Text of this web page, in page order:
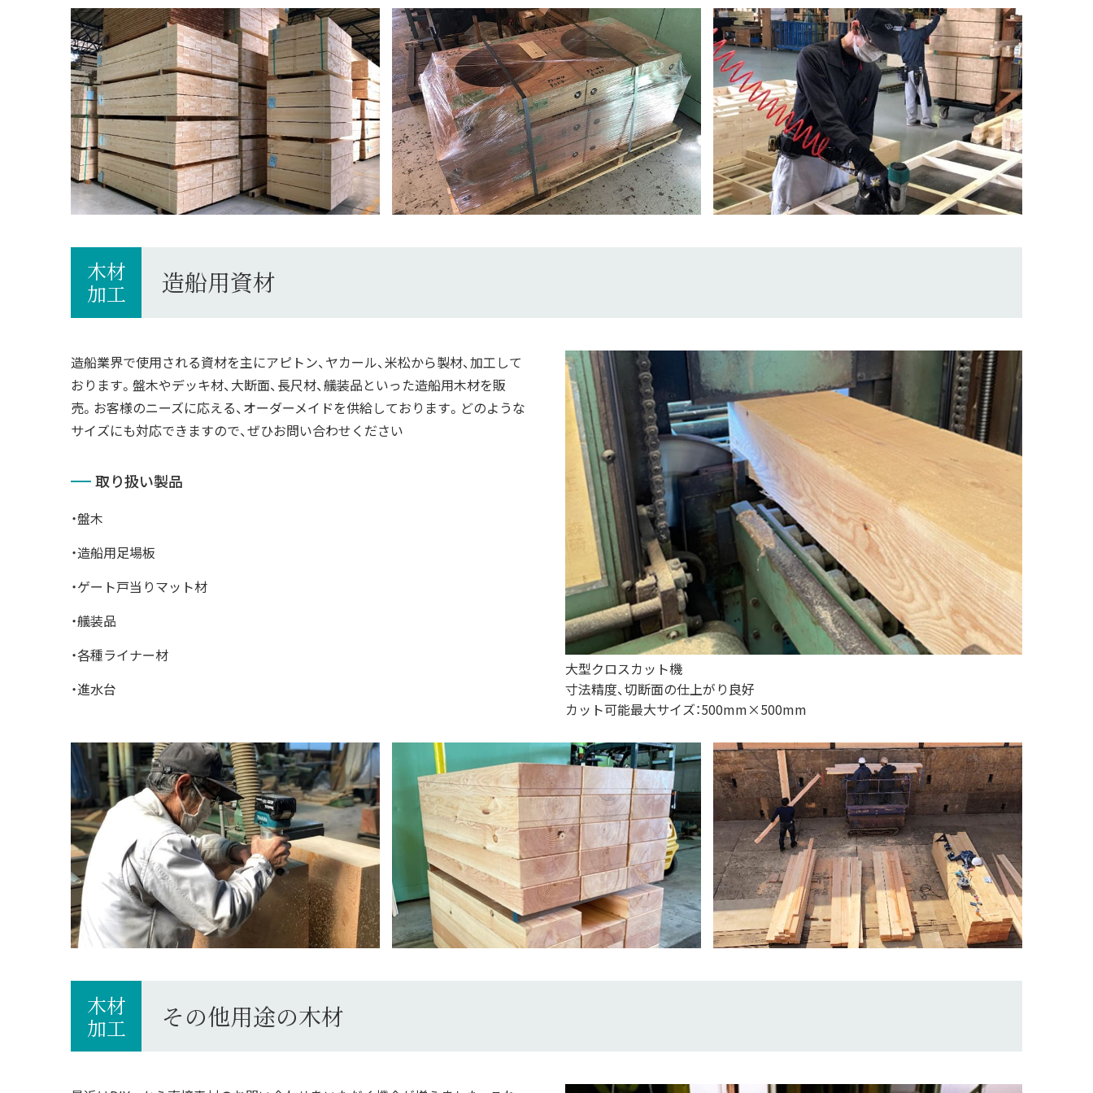
木材
加工 造船用資材
造船業界で使用される資材を主にアピトン、ヤカール、米松から製材、加工して
おります。盤木やデッキ材、大断面、長尺材、艤装品といった造船用木材を販
売。お客様のニーズに応える、オーダーメイドを供給しております。どのような
サイズにも対応できますので、ぜひお問い合わせください
取り扱い製品
・盤木
・造船用足場板
・ゲート戸当りマット材
・艤装品
・各種ライナー材
・進水台
大型クロスカット機
寸法精度、切断面の仕上がり良好
カット可能最大サイズ：500mm×500mm
木材
加工 その他用途の木材